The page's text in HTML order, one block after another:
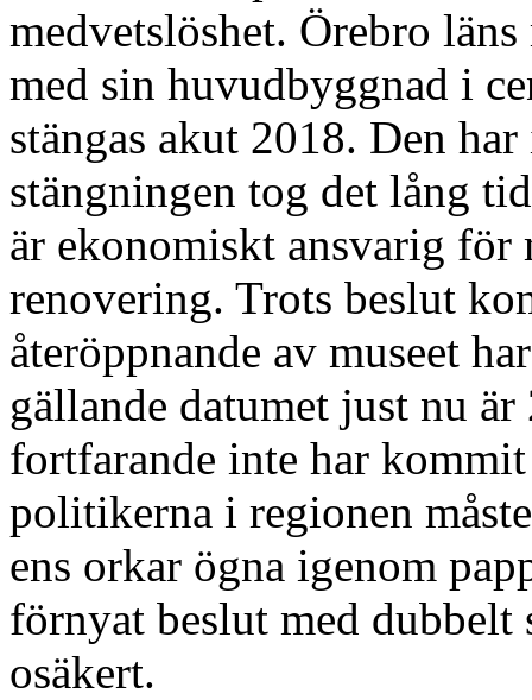
medvetslöshet. Örebro
med sin huvudbyggnad i
stängas akut 2018. Den
stängningen tog det lång
är ekonomiskt ansvarig för
renovering. Trots beslut
återöppnande av museet
gällande datumet just nu
fortfarande inte har
politikerna i regionen
ens orkar ögna igenom
förnyat beslut med dubbelt
osäkert.